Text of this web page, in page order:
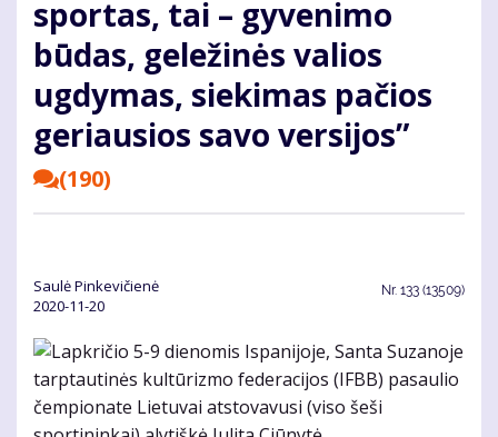
sportas, tai – gyvenimo
būdas, geležinės valios
ugdymas, siekimas pačios
geriausios savo versijos”
(190)
Saulė Pinkevičienė
2020-11-20
Nr. 133 (13509)